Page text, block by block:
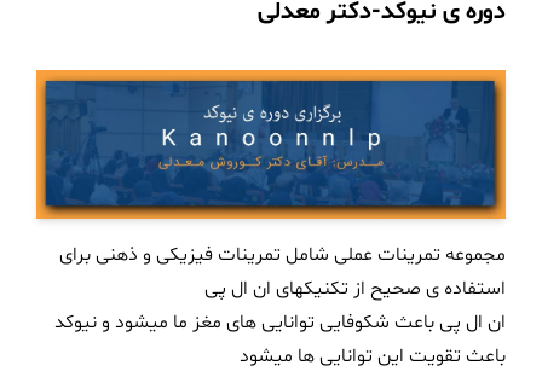
دوره ی نیوکد-دکتر معدلی
مجموعه تمرینات عملی شامل تمرینات فیزیکی و ذهنی برای
استفاده ی صحیح از تکنیکهای ان ال پی
ان ال پی باعث شکوفایی توانایی های مغز ما میشود و نیوکد
باعث تقویت این توانایی ها میشود